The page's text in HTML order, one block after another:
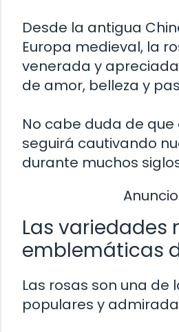
Desde la antigua
Europa medieval, la
venerada y
de amor, belleza y
No cabe duda de
seguirá cautivando
durante muchos
Las variedades
emblemáticas
Las rosas son una de
populares y